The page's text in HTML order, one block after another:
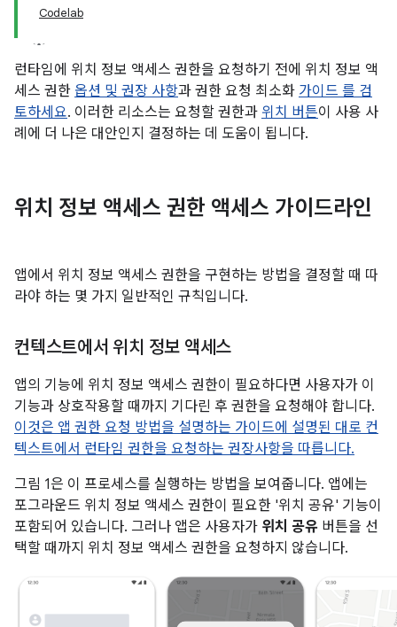
Codelab
런타임에 위치 정보 액세스 권한을 요청하기 전에 위치 정보 액
세스 권한 옵션 및 권장 사항과 권한 요청 최소화 가이드 를 검
토하세요. 이러한 리소스는 요청할 권한과 위치 버튼이 사용 사
례에 더 나은 대안인지 결정하는 데 도움이 됩니다.
위치 정보 액세스 권한 액세스 가이드라인
앱에서 위치 정보 액세스 권한을 구현하는 방법을 결정할 때 따
라야 하는 몇 가지 일반적인 규칙입니다.
컨텍스트에서 위치 정보 액세스
앱의 기능에 위치 정보 액세스 권한이 필요하다면 사용자가 이
기능과 상호작용할 때까지 기다린 후 권한을 요청해야 합니다.
이것은 앱 권한 요청 방법을 설명하는 가이드에 설명된 대로 컨
텍스트에서 런타임 권한을 요청하는 권장사항을 따릅니다.
그림 1은 이 프로세스를 실행하는 방법을 보여줍니다. 앱에는
포그라운드 위치 정보 액세스 권한이 필요한 '위치 공유' 기능이
포함되어 있습니다. 그러나 앱은 사용자가 위치 공유 버튼을 선
택할 때까지 위치 정보 액세스 권한을 요청하지 않습니다.